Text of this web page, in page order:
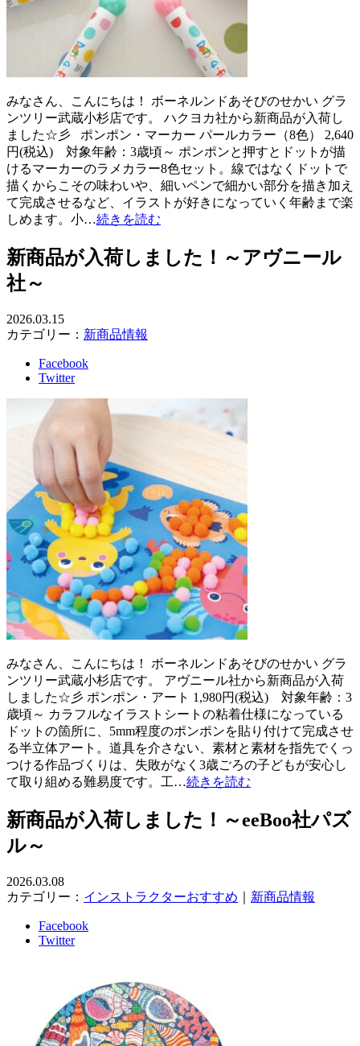
みなさん、こんにちは！ ボーネルンドあそびのせかい グラ
ンツリー武蔵小杉店です。 ハクヨカ社から新商品が入荷し
ました☆彡 ポンポン・マーカー パールカラー（8色） 2,640
円(税込) 対象年齢：3歳頃～ ポンポンと押すとドットが描
けるマーカーのラメカラー8色セット。線ではなくドットで
描くからこその味わいや、細いペンで細かい部分を描き加え
て完成させるなど、イラストが好きになっていく年齢まで楽
しめます。小…続きを読む
新商品が入荷しました！～アヴニール
社～
2026.03.15
カテゴリー： 新商品情報
Facebook
Twitter
みなさん、こんにちは！ ボーネルンドあそびのせかい グラ
ンツリー武蔵小杉店です。 アヴニール社から新商品が入荷
しました☆彡 ポンポン・アート 1,980円(税込) 対象年齢：3
歳頃～ カラフルなイラストシートの粘着仕様になっている
ドットの箇所に、5mm程度のポンポンを貼り付けて完成させ
る半立体アート。道具を介さない、素材と素材を指先でくっ
つける作品づくりは、失敗がなく3歳ごろの子どもが安心し
て取り組める難易度です。工…続きを読む
新商品が入荷しました！～eeBoo社パズ
ル～
2026.03.08
カテゴリー： インストラクターおすすめ 新商品情報
Facebook
Twitter